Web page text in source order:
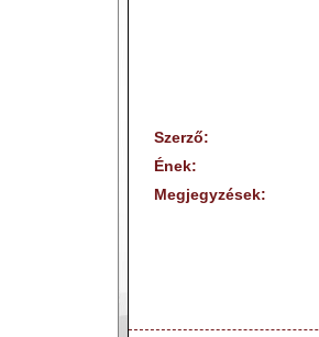
Szerző:
Ének:
Megjegyzések: